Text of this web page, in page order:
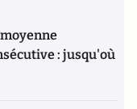
: jusqu'où